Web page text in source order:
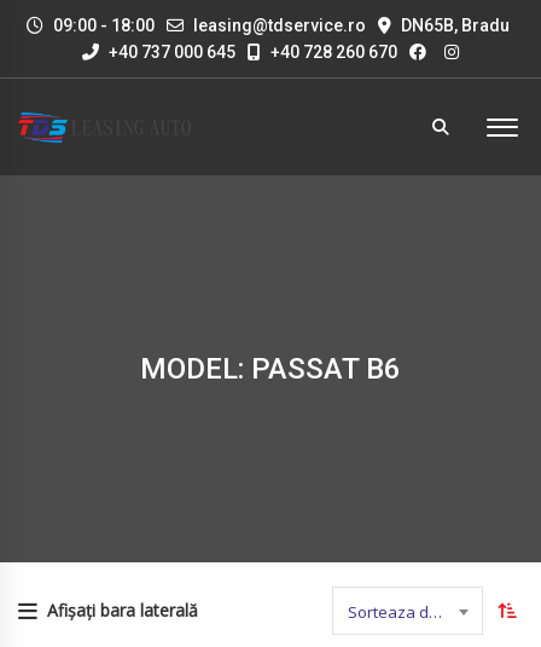
09:00 - 18:00 leasing@tdservice.ro
DN65B, Bradu
+40 737 000 645
+40 728 260 670
MODEL: PASSAT B6
Afișați bara laterală Sorteaza dupa nume